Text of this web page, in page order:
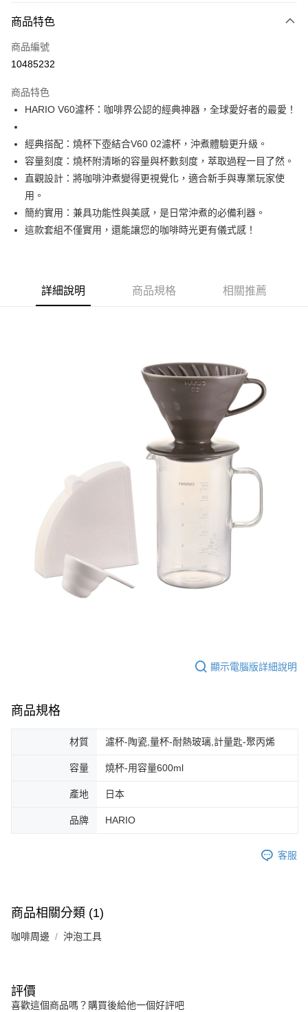
信用卡一次付款
超商取貨付款
Apple Pay
街口支付
全盈+PAY
AFTEE先享後付
相關說明
【關於「AFTEE先享後付」】
AFTEE先享後付是「在收到商品之後才付款」的支付方式。 讓您購物簡單
ATM／網路銀行／等多元方式進行付款，方視為交易完成。
※ 請注意：結帳手續完成當下不需立刻繳費，但若您需要取消訂單，請聯絡
購買商品的店家。未經商家同意取消之訂單仍視為有效，需透過AFTEE先享
※ 交易是否成功請以「AFTEE先享後付 」之結帳頁面顯示為準，若有關於
是否繳費成功／繳費後需取消欲退款等相關疑問，請聯繫「AFTEE先享後付
https://netprotections.freshdesk.com/support/home
１．透過由恩沛科技股份有限公司提供之「AFTEE先享後付」服務完成之交
易，需依本服務之必要範圍內提供個人資料，並將交易相關給付款項請求債
權轉讓予恩沛科技股份有限公司。
https://aftee.tw/terms/#terms3
３．未成年的使用者請事先徵得法定代理人或監護人之同意方可使用
「AFTEE先享後付」，若未經同意申辦者引起之損失，本公司不負相關責
４．使用「AFTEE先享後付」時，將依據個別帳號之用戶狀況，依本公司即
時審查核予不同之上限額度；若仍有額度不足之情形，本公司將視審查結果
請求用戶進行身份認證。
ATM付款
每筆NT$60，滿NT$1,200(含以上)免運費
每筆NT$60，滿NT$1,200(含以上)免運費
每筆NT$100，滿NT$1,200(含以上)免運費
每筆NT$200
商品特色
商品編號
10485232
商品特色
HARIO V60濾杯：咖啡界公認的經典神器，全球愛好者的最愛！
經典搭配：燒杯下壺結合V60 02濾杯，沖煮體驗更升級。
容量刻度：燒杯附清晰的容量與杯數刻度，萃取過程一目了然。
直觀設計：將咖啡沖煮變得更視覺化，適合新手與專業玩家使
用。
簡約實用：兼具功能性與美感，是日常沖煮的必備利器。
這款套組不僅實用，還能讓您的咖啡時光更有儀式感！
詳細說明 商品規格 相關推薦
顯示電腦版詳細說明
商品規格
材質 濾杯-陶瓷,量杯-耐熱玻璃,計量匙-聚丙烯
容量 燒杯-用容量600ml
產地 日本
品牌 HARIO
客服
商品相關分類 (1)
咖啡周邊 沖泡工具
評價
喜歡這個商品嗎？購買後給他一個好評吧